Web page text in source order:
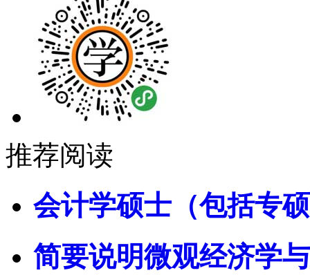
推荐阅读
会计学硕士（包括专
简要说明微观经济学